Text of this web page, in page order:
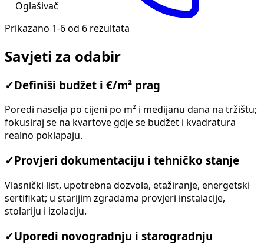
Oglašivač
Prikazano 1-6 od 6 rezultata
Savjeti za odabir
✓ Definiši budžet i €/m² prag
Poredi naselja po cijeni po m² i medijanu dana na tržištu;
fokusiraj se na kvartove gdje se budžet i kvadratura
realno poklapaju.
✓ Provjeri dokumentaciju i tehničko stanje
Vlasnički list, upotrebna dozvola, etažiranje, energetski
sertifikat; u starijim zgradama provjeri instalacije,
stolariju i izolaciju.
✓Uporedi novogradnju i starogradnju